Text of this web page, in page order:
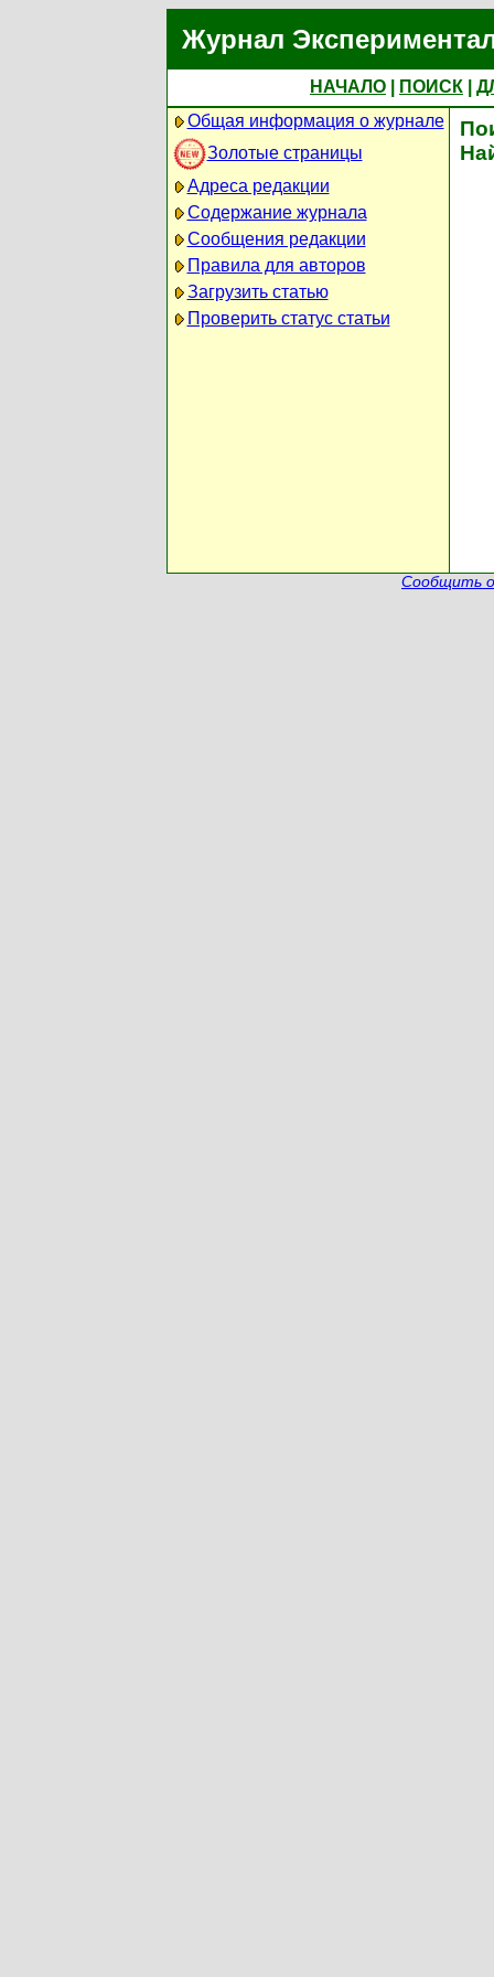
Журнал
НАЧАЛО ПОИСК
Общая информация о журнале
Золотые страницы
Адреса редакции
Содержание журнала
Сообщения редакции
Правила для авторов
Загрузить статью
Проверить статус статьи
Сообщить о